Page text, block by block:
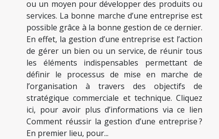
ou un moyen pour développer des produits ou
services. La bonne marche d’une entreprise est
possible grâce à la bonne gestion de ce dernier.
En effet, la gestion d’une entreprise est l’action
de gérer un bien ou un service, de réunir tous
les éléments indispensables permettant de
définir le processus de mise en marche de
l’organisation à travers des objectifs de
stratégique commerciale et technique. Cliquez
ici, pour avoir plus d’informations via ce lien
Comment réussir la gestion d’une entreprise ?
En premier lieu, pour...